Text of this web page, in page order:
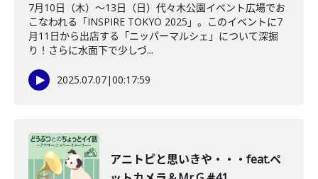
7月10日（木）～13日（日）代々木公園イベント広場でお
こなわれる「INSPIRE TOKYO 2025」。このイベントに7
月11日から出店する「ニッパーマルシェ」について深掘
り！さらに水面下で少しづ...
2025.07.07|00:17:59
アニトピと思いきや・・・feat.ペ